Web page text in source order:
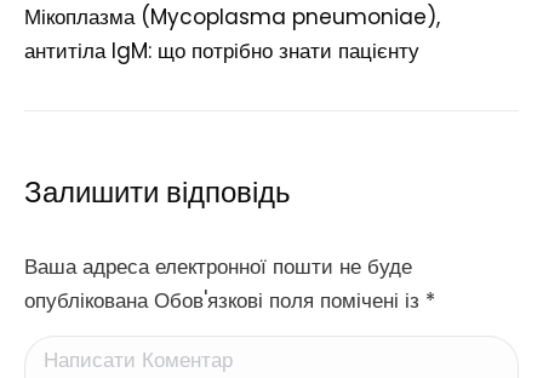
Мікоплазма (Mycoplasma pneumoniae),
антитіла IgM: що потрібно знати пацієнту
Залишити відповідь
Ваша адреса електронної пошти не буде
опублікована Обов'язкові поля помічені із *
Написати Коментар